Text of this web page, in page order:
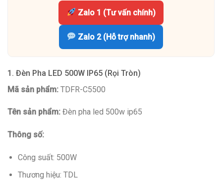
Zalo 1 (Tư vấn chính)
Zalo 2 (Hỗ trợ nhanh)
1. Đèn Pha LED 500W IP65 (Rọi Tròn)
Mã sản phẩm: TDFR-C5500
Tên sản phẩm: Đèn pha led 500w ip65
Thông số:
Công suất: 500W
Thương hiệu: TDL